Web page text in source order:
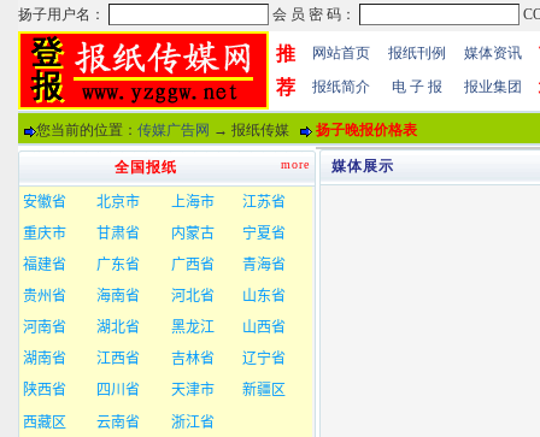
推
荐
网站首页 报纸刊例 媒体资讯
报纸简介 电 子 报 报业集团
您当前的位置： 传媒广告网 → 报纸传媒 扬子晚报价格表
媒体展示
more
全国报纸